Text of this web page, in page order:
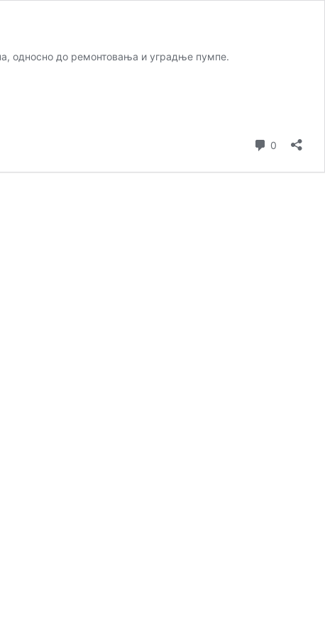
односно до ремонтовања и уградње пумпе.
0